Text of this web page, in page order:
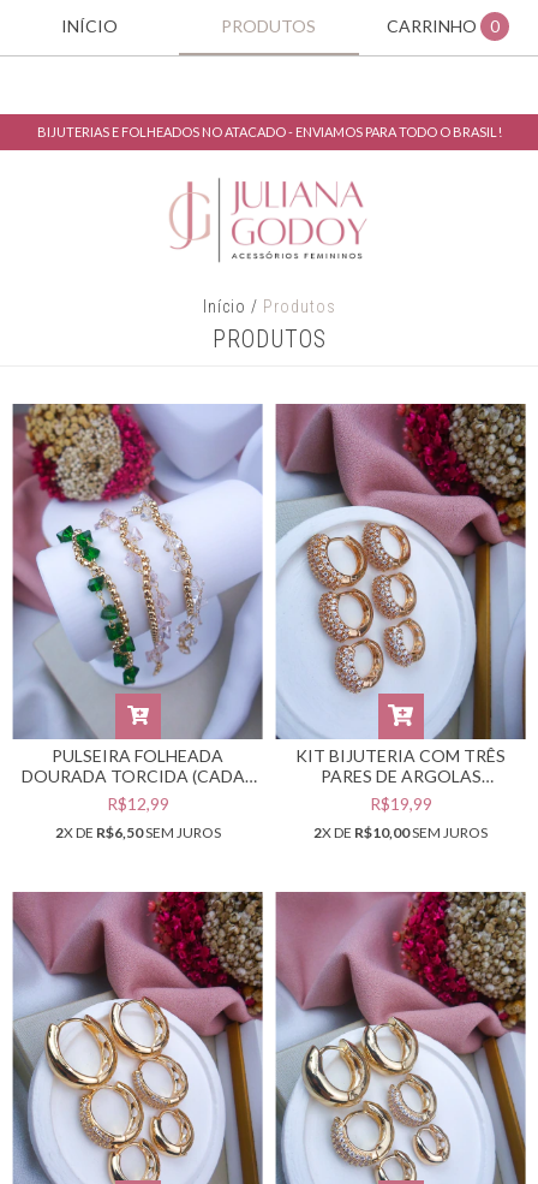
INÍCIO PRODUTOS CARRINHO 0
BIJUTERIAS E FOLHEADOS NO ATACADO - ENVIAMOS PARA TODO O BRASIL!
Início / Produtos
PRODUTOS
PULSEIRA FOLHEADA
DOURADA TORCIDA (CADA -
SELECIONE A COR
DESEJADA) #PF0401953
R$12,99
2X DE R$6,50SEM JUROS
KIT BIJUTERIA COM TRÊS
PARES DE ARGOLAS
DOURADAS #B0105555
R$19,99
2X DE R$10,00SEM JUROS